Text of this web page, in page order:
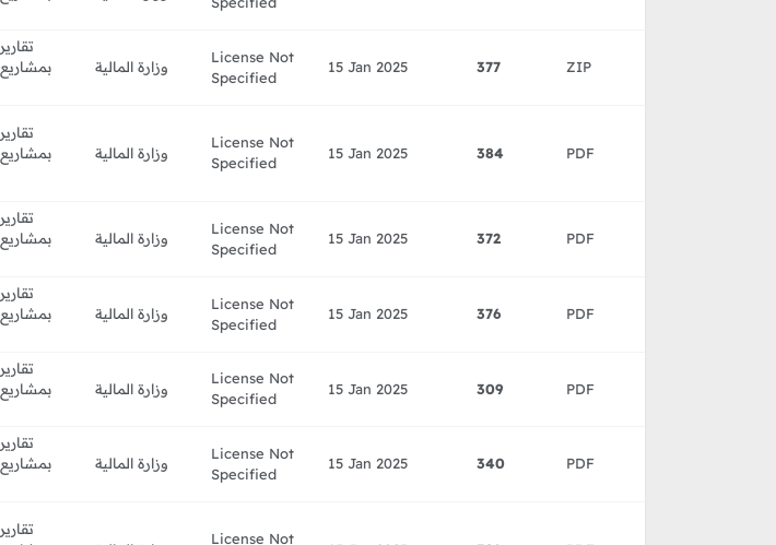
وزارة المالية
License Not
Specified
15 Jan 2025 377 ZIP
وزارة المالية
License Not
Specified
15 Jan 2025 384 PDF
وزارة المالية
License Not
Specified
15 Jan 2025 372 PDF
وزارة المالية
License Not
Specified
15 Jan 2025 376 PDF
وزارة المالية
License Not
Specified
15 Jan 2025 309 PDF
وزارة المالية
License Not
Specified
15 Jan 2025 340 PDF
License Not